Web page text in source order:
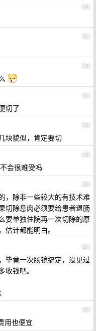
14
15
16
17
切了
18
块貌似，肯定要切
19
会很难受吗
20
，除非一些较大的有技术难
切除息肉必须要给患者退肠
要单独住院再一次切除的原
计都能明白。
21
毕竟一次肠镜搞定，没见过
钱吧。
22
用也便宜